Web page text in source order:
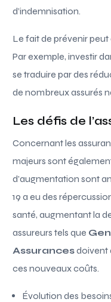
d’indemnisation.
Le fait de prévenir peut
Par exemple, investir
se traduire par des
de nombreux assurés
Les défis de
Concernant les
majeurs sont
d’augmentation sont
19 a eu des
santé, augmentant la
assureurs tels que
Assurancesdoivent
ces nouveaux coûts.
Évolution des